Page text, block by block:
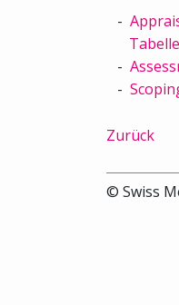
Zurück
© Swiss